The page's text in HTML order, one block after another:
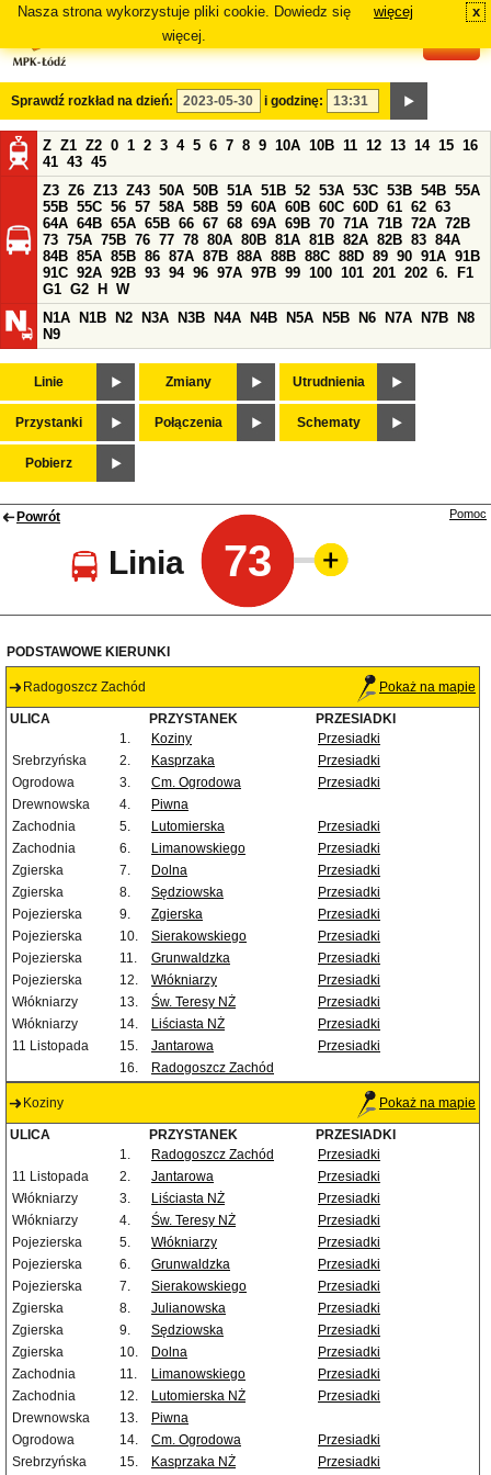
Nasza strona wykorzystuje pliki cookie. Dowiedz się
więcej.
więcej x
Sprawdź rozkład na dzień: i godzinę:
Z Z1 Z2 0 1 2 3 4 5 6 7 8 9 10A 10B 11 12 13 14 15 16
41 43 45
Z3 Z6 Z13 Z43 50A 50B 51A 51B 52 53A 53C 53B 54B 55A
55B 55C 56 57 58A 58B 59 60A 60B 60C 60D 61 62 63
64A 64B 65A 65B 66 67 68 69A 69B 70 71A 71B 72A 72B
73 75A 75B 76 77 78 80A 80B 81A 81B 82A 82B 83 84A
84B 85A 85B 86 87A 87B 88A 88B 88C 88D 89 90 91A 91B
91C 92A 92B 93 94 96 97A 97B 99 100 101 201 202 6.
F1
G1 G2 H
W
N1A
N1B N2 N3A N3B N4A N4B N5A N5B N6 N7A N7B
N8
N9
Linie Zmiany Utrudnienia
Przystanki Połączenia Schematy
Pobierz
Powrót
Linia 73
Pomoc
PODSTAWOWE KIERUNKI
Radogoszcz Zachód Pokaż na mapie
ULICA PRZYSTANEK
PRZESIADKI
1.
Koziny
Przesiadki
Srebrzyńska
2. Kasprzaka
Przesiadki
Ogrodowa
3. Cm. Ogrodowa
Przesiadki
Drewnowska
4.
Piwna
Zachodnia
5. Lutomierska
Przesiadki
Zachodnia
6. Limanowskiego
Przesiadki
Zgierska
7. Dolna
Przesiadki
Zgierska
8. Sędziowska
Przesiadki
Pojezierska
9. Zgierska
Przesiadki
Pojezierska
10. Sierakowskiego
Przesiadki
Pojezierska
11. Grunwaldzka
Przesiadki
Pojezierska
12. Włókniarzy
Przesiadki
Włókniarzy
13. Św. Teresy NŻ
Przesiadki
Włókniarzy
14. Liściasta NŻ
Przesiadki
11 Listopada
15. Jantarowa
Przesiadki
16.
Radogoszcz Zachód
Koziny Pokaż na mapie
ULICA PRZYSTANEK
PRZESIADKI
1.
Radogoszcz Zachód
Przesiadki
11 Listopada
2. Jantarowa
Przesiadki
Włókniarzy
3. Liściasta NŻ
Przesiadki
Włókniarzy
4. Św. Teresy NŻ
Przesiadki
Pojezierska
5. Włókniarzy
Przesiadki
Pojezierska
6. Grunwaldzka
Przesiadki
Pojezierska
7. Sierakowskiego
Przesiadki
Zgierska
8. Julianowska
Przesiadki
Zgierska
9. Sędziowska
Przesiadki
Zgierska
10. Dolna
Przesiadki
Zachodnia
11. Limanowskiego
Przesiadki
Zachodnia
12. Lutomierska NŻ
Przesiadki
Drewnowska
13.
Piwna
Ogrodowa
14. Cm. Ogrodowa
Przesiadki
Srebrzyńska
15. Kasprzaka NŻ Przesiadki